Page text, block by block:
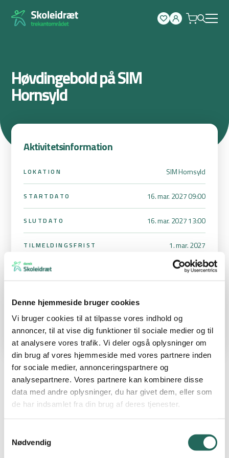
Denne hjemmeside bruger cookies
Vi bruger cookies til at tilpasse vores indhold og
annoncer, til at vise dig funktioner til sociale medier og til
at analysere vores trafik. Vi deler også oplysninger om
din brug af vores hjemmeside med vores partnere inden
for sociale medier, annonceringspartnere og
analysepartnere. Vores partnere kan kombinere disse
data med andre oplysninger, du har givet dem, eller som
de har indsamlet fra din brug af deres tjenester.
Nødvendig
Høvdingebold på SIM
Hornsyld
Aktivitetsinformation
LOKATION SIM Hornsyld
STARTDATO 16. mar. 2027 09:00
SLUTDATO 16. mar. 2027 13:00
TILMELDINGSFRIST 1. mar. 2027
STÆVNEANSVARLIG
Mette Bolmgreen
mettebolmgreen@hotmail.com
Høvdingebold indledende stævne
Kom med til en spændende dag med fairplay og sammenspil.
Hele klassen er deltagende, mange kampe og få pauser.